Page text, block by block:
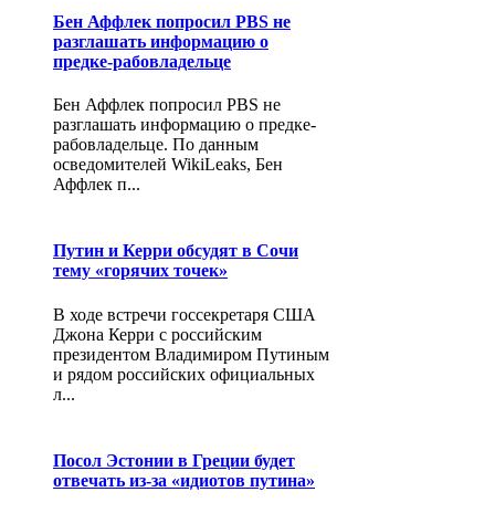
Бен Аффлек попросил PBS не
разглашать информацию о
предке-рабовладельце
Бен Аффлек попросил PBS не
разглашать информацию о предке-
рабовладельце. По данным
осведомителей WikiLeaks, Бен
Аффлек п...
Путин и Керри обсудят в Сочи
тему «горячих точек»
В ходе встречи госсекретаря США
Джона Керри с российским
президентом Владимиром Путиным
и рядом российских официальных
л...
Посол Эстонии в Греции будет
отвечать из-за «идиотов путина»